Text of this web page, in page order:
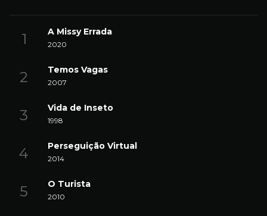
A Missy Errada
2020
Temos Vagas
2007
Vida de Inseto
1998
Perseguição Virtual
2014
O Turista
2010